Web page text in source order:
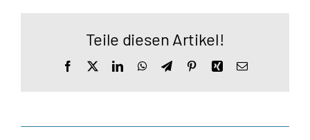
Teile diesen Artikel!
Facebook LinkedInWhatsApp
TelegramPinterestXingE-